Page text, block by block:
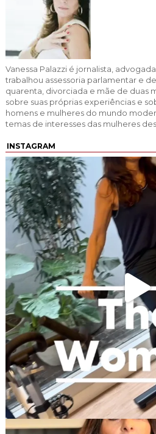
Vanessa Palazzi é jornalista,
trabalhou assessoria parlamentar e
quarenta, divorciada e mãe de duas
sobre suas próprias experiências e
homens e mulheres do mundo
temas de interesses das mulheres
INSTAGRAM